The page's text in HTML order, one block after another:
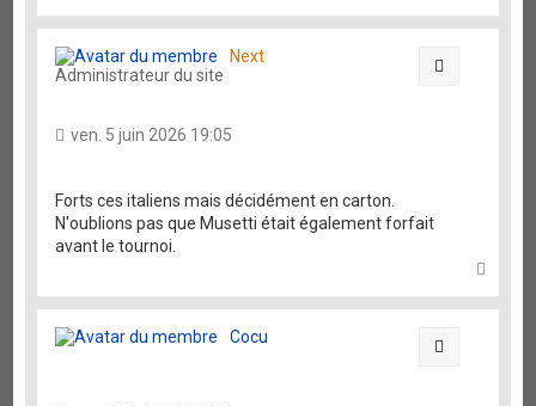
u
Next
Administrateur du site
ven. 5 juin 2026 19:05
Forts ces italiens mais décidément en carton.
N'oublions pas que Musetti était également forfait
avant le tournoi.
u
Cocu